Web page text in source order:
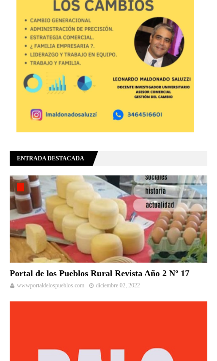
ENTRADA DESTACADA
Portal de los Pueblos Rural Revista Año 2 Nº 17
wwwportaldelospueblos.com diciembre 02, 2022